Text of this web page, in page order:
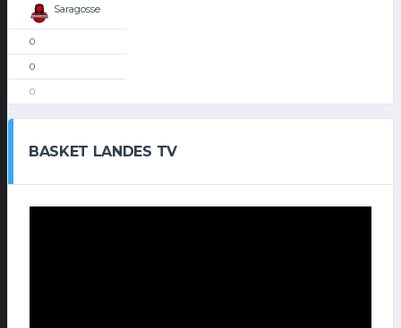
Saragosse
0
0
0
BASKET LANDES TV